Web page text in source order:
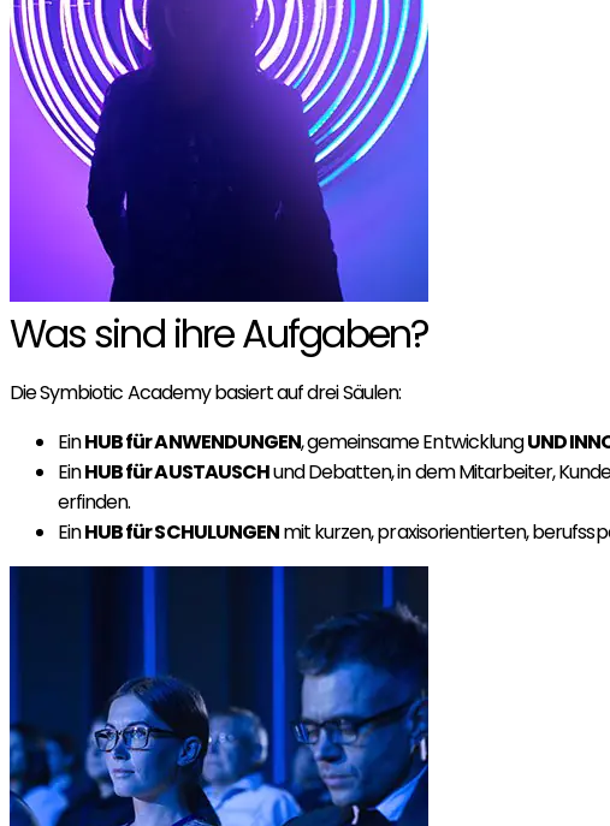
Was sind ihre Aufgaben?
Die Symbiotic Academy basiert auf drei Säulen:
EinHUB für ANWENDUNGEN, gemeinsame EntwicklungUND
EinHUB für AUSTAUSCHund Debatten, in dem Mitarbeiter,
erfinden.
EinHUB für SCHULUNGENmit kurzen, praxisorientierten,